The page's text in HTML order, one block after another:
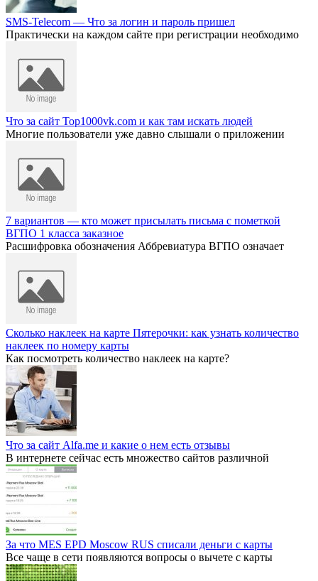
SMS-Telecom — Что за логин и пароль пришел
Практически на каждом сайте при регистрации необходимо
Что за сайт Top1000vk.com и как там искать людей
Многие пользователи уже давно слышали о приложении
7 вариантов — кто может присылать письма с пометкой
ВГПО 1 класса заказное
Расшифровка обозначения Аббревиатура ВГПО означает
Сколько наклеек на карте Пятерочки: как узнать количество
наклеек по номеру карты
Как посмотреть количество наклеек на карте?
Что за сайт Alfa.me и какие о нем есть отзывы
В интернете сейчас есть множество сайтов различной
За что MES EPD Moscow RUS списали деньги с карты
Все чаще в сети появляются вопросы о вычете с карты